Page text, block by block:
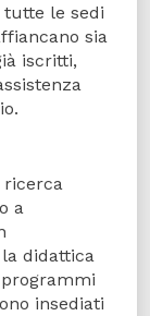
le sedi
sia
iscritti,
ricerca
a
didattica
insediati